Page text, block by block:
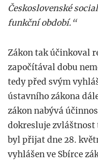
Československé
funkční období. “
Zákon tak účinkoval
započítával dobu
tedy před svým
ústavního zákona
zákon nabývá
dokresluje zvláštnost
byl přijat dne 28.
vyhlášen ve Sbírce